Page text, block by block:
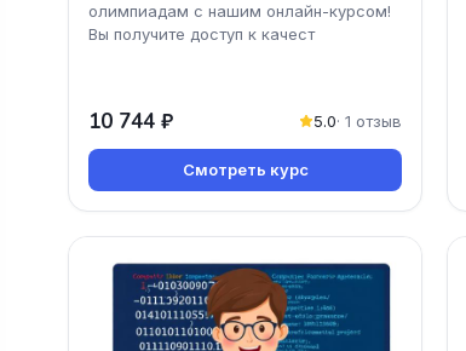
олимпиадам с нашим онлайн-курсом!
Вы получите доступ к качест
10 744 ₽ 5.0· 1 отзыв
Смотреть курс